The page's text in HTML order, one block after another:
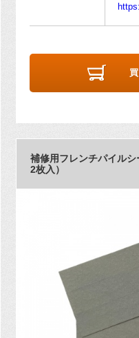
補修用フレンチパイル
2枚入）